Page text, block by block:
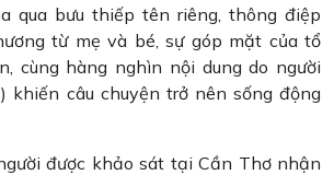
qua bưu thiếp tên riêng, thông điệp
từ mẹ và bé, sự góp mặt của tổ
cùng hàng nghìn nội dung do người
khiến câu chuyện trở nên sống động
được khảo sát tại Cần Thơ nhận